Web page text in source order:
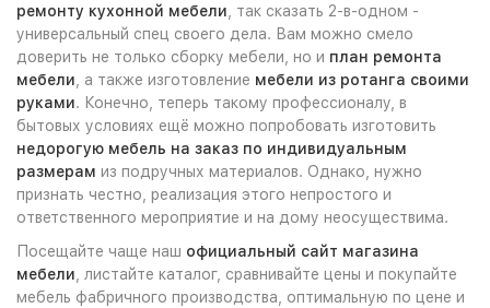
ремонту кухонной мебели , так сказать 2-в-одном -
универсальный спец своего дела. Вам можно смело
доверить не только сборку мебели, но и план ремонта
мебели , а также изготовление мебели из ротанга своими
руками. Конечно, теперь такому профессионалу, в
бытовых условиях ещё можно попробовать изготовить
недорогую мебель на заказ по индивидуальным
размерам из подручных материалов. Однако, нужно
признать честно, реализация этого непростого и
ответственного мероприятие и на дому неосуществима.
Посещайте чаще наш официальный сайт магазина
мебели , листайте каталог, сравнивайте цены и покупайте
мебель фабричного производства, оптимальную по цене и